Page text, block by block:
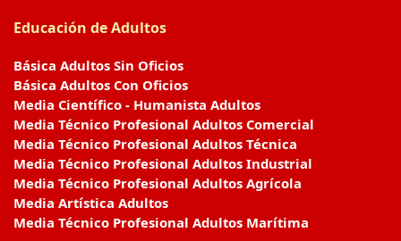
Educación de Adultos
Básica Adultos Sin Oficios
Básica Adultos Con Oficios
Media Científico - Humanista Adultos
Media Técnico Profesional Adultos Comercial
Media Técnico Profesional Adultos Técnica
Media Técnico Profesional Adultos Industrial
Media Técnico Profesional Adultos Agrícola
Media Artística Adultos
Media Técnico Profesional Adultos Marítima